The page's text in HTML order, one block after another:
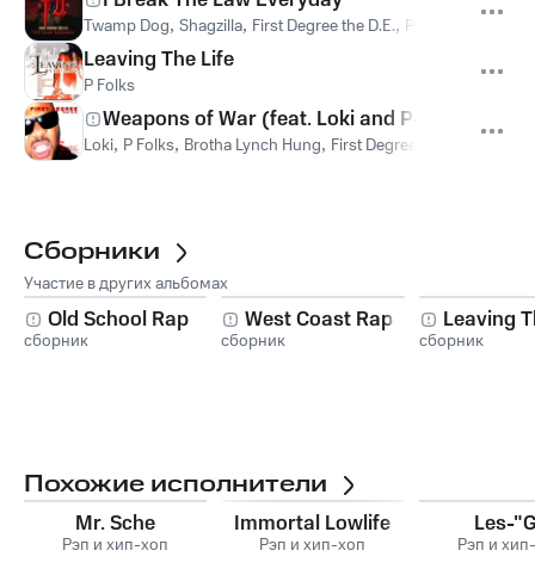
Twamp Dog, Shagzilla, First Degree the D.E., P Folks
Leaving The Life
P Folks
Weapons of War (feat. Loki and P-Folks)
Loki, P Folks, Brotha Lynch Hung, First Degree the D.E.
Сборники
Участие в других альбомах
Old School Rap
сборник
West Coast Rap
сборник
Leaving
сборник
Похожие исполнители
Mr. Sche
Рэп и хип-хоп
Immortal Lowlife
Рэп и хип-хоп
Les-
Рэп и